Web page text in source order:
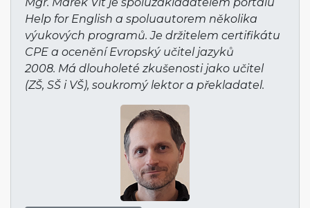
Help for English a spoluautorem několika
výukových programů. Je držitelem certifikátu
CPE a ocenění Evropský učitel jazyků
2008. Má dlouholeté zkušenosti jako učitel
(ZŠ, SŠ i VŠ), soukromý lektor a překladatel.